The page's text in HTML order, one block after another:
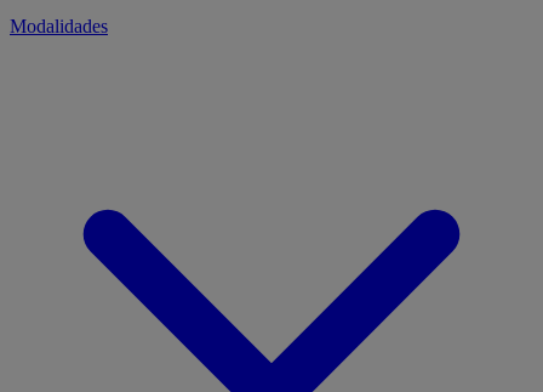
Modalidades